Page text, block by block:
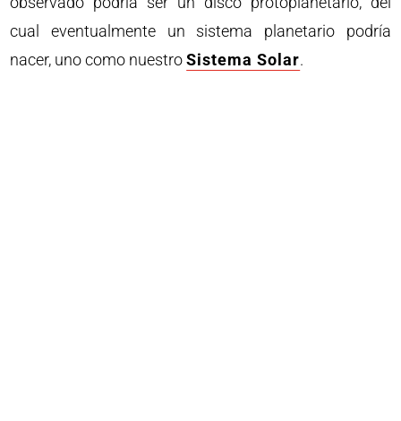
cual eventualmente un sistema planetario podría
nacer, uno como nuestroSistema Solar.